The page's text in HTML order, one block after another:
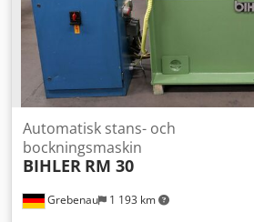
Grebenau 1 193 km
Automatisk stans- och
bockningsmaskin
BIHLER RM 30